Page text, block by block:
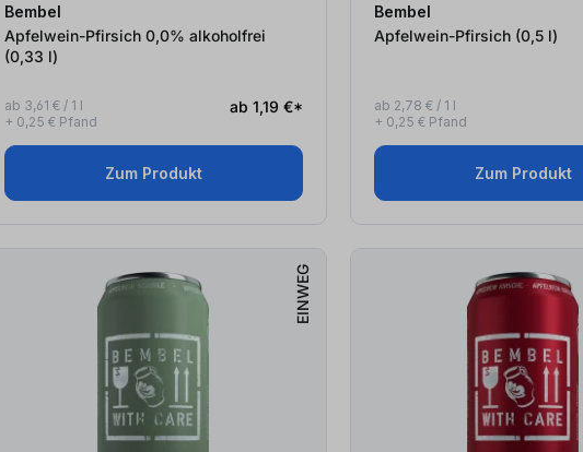
Bembel
Apfelwein-Pfirsich 0,0% alkoholfrei
(0,33 l)
ab 3,61 € / 1 l
+ 0,25 € Pfand
ab 1,19 €*
Zum Produkt
Bembel
Apfelwein-Pfirsich (0,5 l)
ab 2,78 € / 1 l
+ 0,25 € Pfand
Zum Produkt
EINWEG